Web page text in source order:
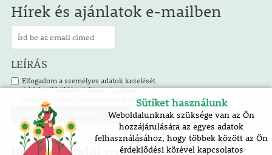
Hírek és ajánlatok e-mailben
LEÍRÁS
Elfogadom a személyes adatok kezelését.
A hírlevél küldése teljesen ingyenes.
Minden hírlevél tartalmazza a leiratkozás lehetőségét.
Sütiket használunk
Weboldalunknak szüksége van az Ön
hozzájárulására az egyes adatok
felhasználásához, hogy többek között az Ön
érdeklődési körével kapcsolatos